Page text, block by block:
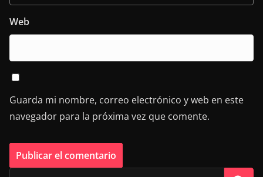
Web
Guarda mi nombre, correo electrónico y web en este
navegador para la próxima vez que comente.